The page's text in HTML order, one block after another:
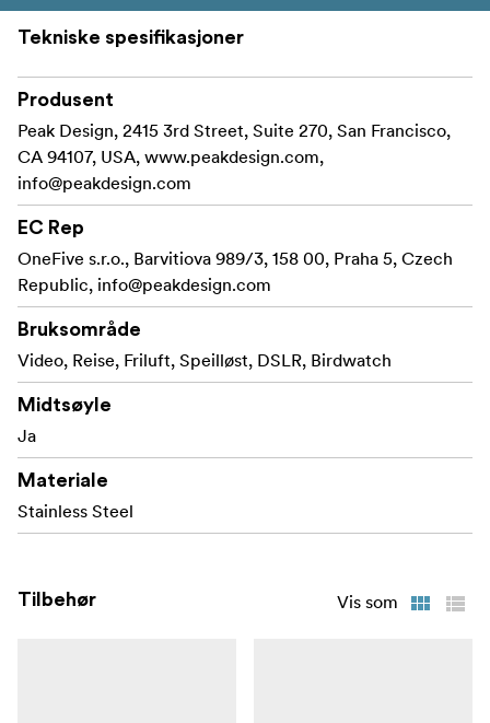
Tekniske spesifikasjoner
Produsent
Peak Design, 2415 3rd Street, Suite 270, San Francisco,
CA 94107, USA, www.peakdesign.com,
info@peakdesign.com
EC Rep
OneFive s.r.o., Barvitiova 989/3, 158 00, Praha 5, Czech
Republic, info@peakdesign.com
Bruksområde
Video, Reise, Friluft, Speilløst, DSLR, Birdwatch
Midtsøyle
Ja
Materiale
Stainless Steel
Tilbehør Vis som